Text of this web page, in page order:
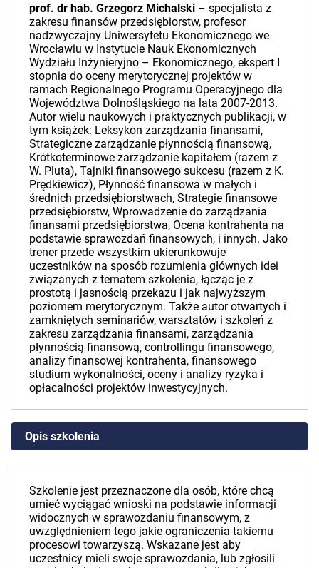
prof. dr hab. Grzegorz Michalski – specjalista z
zakresu finansów przedsiębiorstw, profesor
nadzwyczajny Uniwersytetu Ekonomicznego we
Wrocławiu w Instytucie Nauk Ekonomicznych
Wydziału Inżynieryjno – Ekonomicznego, ekspert I
stopnia do oceny merytorycznej projektów w
ramach Regionalnego Programu Operacyjnego dla
Województwa Dolnośląskiego na lata 2007-2013.
Autor wielu naukowych i praktycznych publikacji, w
tym książek: Leksykon zarządzania finansami,
Strategiczne zarządzanie płynnością finansową,
Krótkoterminowe zarządzanie kapitałem (razem z
W. Pluta), Tajniki finansowego sukcesu (razem z K.
Prędkiewicz), Płynność finansowa w małych i
średnich przedsiębiorstwach, Strategie finansowe
przedsiębiorstw, Wprowadzenie do zarządzania
finansami przedsiębiorstwa, Ocena kontrahenta na
podstawie sprawozdań finansowych, i innych. Jako
trener przede wszystkim ukierunkowuje
uczestników na sposób rozumienia głównych idei
związanych z tematem szkolenia, łącząc je z
prostotą i jasnością przekazu i jak najwyższym
poziomem merytorycznym. Także autor otwartych i
zamkniętych seminariów, warsztatów i szkoleń z
zakresu zarządzania finansami, zarządzania
płynnością finansową, controllingu finansowego,
analizy finansowej kontrahenta, finansowego
studium wykonalności, oceny i analizy ryzyka i
opłacalności projektów inwestycyjnych.
Opis szkolenia
Szkolenie jest przeznaczone dla osób, które chcą
umieć wyciągać wnioski na podstawie informacji
widocznych w sprawozdaniu finansowym, z
uwzględnieniem tego jakie ograniczenia takiemu
procesowi towarzyszą. Wskazane jest aby
uczestnicy mieli swoje sprawozdania, lub zgłosili